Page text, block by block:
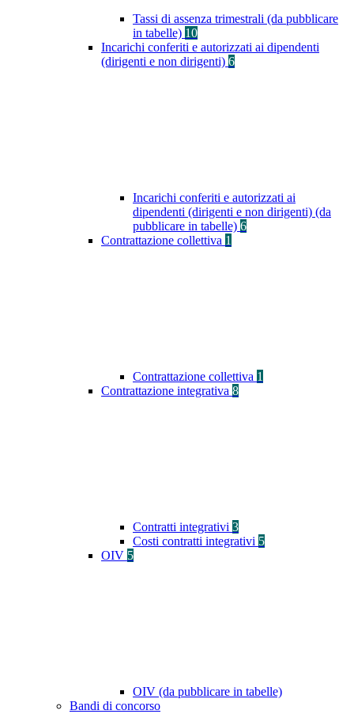
Tassi di assenza trimestrali (da pubblicare
in tabelle) 10
Incarichi conferiti e autorizzati ai dipendenti
(dirigenti e non dirigenti) 6
Incarichi conferiti e autorizzati ai
dipendenti (dirigenti e non dirigenti) (da
pubblicare in tabelle) 6
Contrattazione collettiva 1
Contrattazione collettiva 1
Contrattazione integrativa 8
Contratti integrativi 3
Costi contratti integrativi 5
OIV 5
OIV (da pubblicare in tabelle)
Bandi di concorso